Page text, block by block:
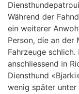
Während der
ein weiterer
Person, die an der
Fahrzeuge
anschliessend in
Diensthund
wenig später unter